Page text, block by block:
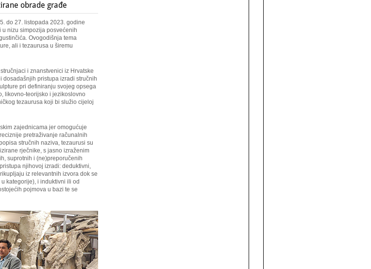
obrade građe
do 27. listopada 2023. godine
u nizu simpozija posvećenih
Ovogodišnja tema
ali i tezaurusa u širemu
i znanstvenici iz Hrvatske
pristupa izradi stručnih
pri definiranju svojeg opsega
likovno-teorijsko i jezikoslovno
tezaurusa koji bi služio cijeloj
zajednicama jer omogućuje
pretraživanje računalnih
stručnih naziva, tezaurusi su
rječnike, s jasno izraženim
suprotnih i (ne)preporučenih
njihovoj izradi: deduktivni,
iz relevantnih izvora dok se
kategorije), i induktivni ili od
pojmova u bazi te se